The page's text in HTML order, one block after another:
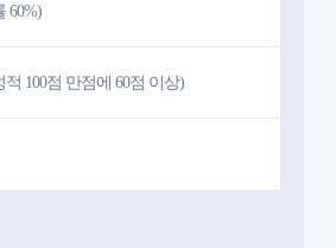
60%)
100점 만점에 60점 이상)